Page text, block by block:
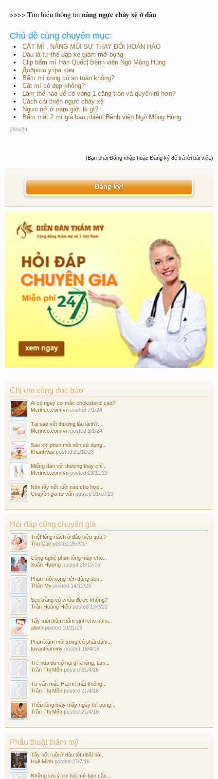
>>>> Tìm hiểu thông tin nâng ngực chảy xệ ở đâu
Chủ đề cùng chuyên mục:
CẮT MÍ , NÂNG MŨI SỰ THAY ĐỔI HOÀN HẢO
Đâu là tư thế đạp xe giảm mỡ bụng
Clip bấm mí Hàn Quốc| Bệnh viện Ngô Mộng Hùng
Доброго утра вам
Bấm mí cong có an toàn không?
Căt mí có đẹp không?
Làm thế nào để có vòng 1 căng tròn và quyến rũ hơn?
Cách cải thiện ngực chảy xệ
Ngực nở ở nam giới là gì?
Bấm mắt 2 mí giá bao nhiêu| Bệnh viện Ngô Mộng Hùng
29/4/24
(Bạn phải Đăng nhập hoặc Đăng ký để trả lời bài viết.)
Đăng ký!
Chị em cùng đọc báo
Ai có nguy cơ mắc cholesterol cao?
Merinco.com.vn posted 7/1/24
Tại sao vết thương lâu lành?...
Merinco.com.vn posted 3/1/24
Sau khi phun môi nên sử dụng...
KhanhVan posted 21/12/23
Miếng dán vết thương thay chỉ...
Merinco.com.vn posted 23/11/23
Nên tẩy nốt ruồi nào cho hợp...
Chuyên gia tư vấn posted 21/10/23
Hỏi đáp cùng chuyên gia
Triệt lông nách ở đâu hiệu quả ?
Thu Cúc posted 25/3/17
Công nghệ phun lông mày cho...
Xuân Hương posted 28/12/16
Phun môi xong nên dùng son...
Thảo My posted 14/12/23
Sẹo trắng có chữa được không?
Trần Hoàng Hiếu posted 13/9/23
Tẩy môi thâm bẩm sinh cho nam...
alovn posted 10/11/16
Phun xăm môi xong có phải dặm...
tuvanthammy posted 18/4/16
Trẻ hóa da có hại gì không, làm...
Trần Thị Mến posted 21/4/16
Tư vấn mắt: Hai mí mắt không...
Trần Thị Mến posted 21/4/16
Thêu lông mày mấy ngày thì bong...
Trần Thị Mến posted 21/4/16
Phẫu thuật thẩm mỹ
Tẩy nốt ruồi ở đâu tốt nhất hà...
Huệ Minh posted 27/7/19
Những lưu ý khi hút mỡ bạn cần...